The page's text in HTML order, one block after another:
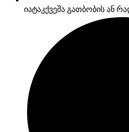
იატაკქვეშა გათბობის ან